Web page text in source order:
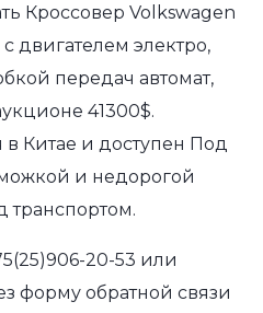
Кроссовер Volkswagen
двигателем электро,
передач автомат,
41300$.
Китае и доступен Под
и недорогой
транспортом.
20-53 или
форму обратной связи